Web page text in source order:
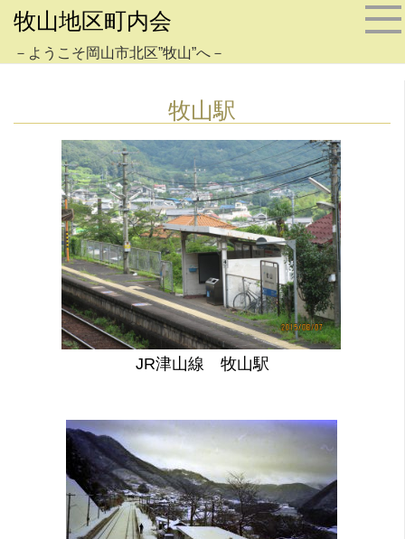
牧山地区町内会
－ようこそ岡山市北区”牧山”へ－
牧山駅
JR津山線 牧山駅